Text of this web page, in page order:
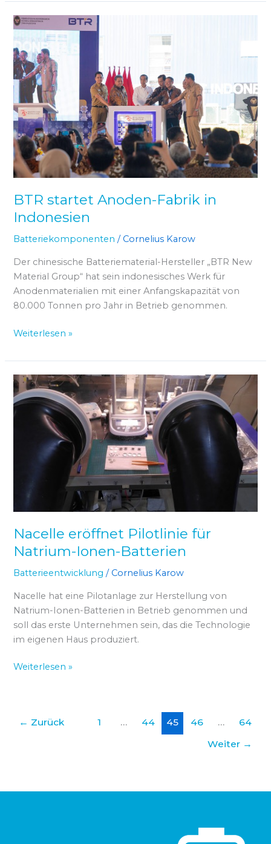
BTR startet Anoden-Fabrik in
Indonesien
Batteriekomponenten / Cornelius Karow
Der chinesische Batteriematerial-Hersteller „BTR New
Material Group“ hat sein indonesisches Werk für
Anodenmaterialien mit einer Anfangskapazität von
80.000 Tonnen pro Jahr in Betrieb genommen.
BTR
Anoden-
Fabrik
in
Indonesien
Weiterlesen »
Nacelle eröffnet Pilotlinie für
Natrium-Ionen-Batterien
Batterieentwicklung / Cornelius Karow
Nacelle hat eine Pilotanlage zur Herstellung von
Natrium-Ionen-Batterien in Betrieb genommen und
soll das erste Unternehmen sein, das die Technologie
im eigenen Haus produziert.
Nacelle
eröffnet
Pilotlinie
Natrium-
Weiterlesen »
← Zurück 1 … 44 45 46 …
64
Weiter →